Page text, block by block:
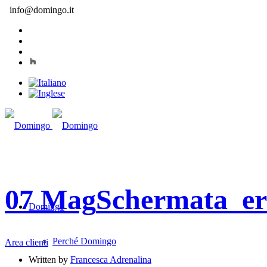
info@domingo.it
Domingo
Perché Domingo
Area clienti
07 Mag
Written by Francesca Adrenalina